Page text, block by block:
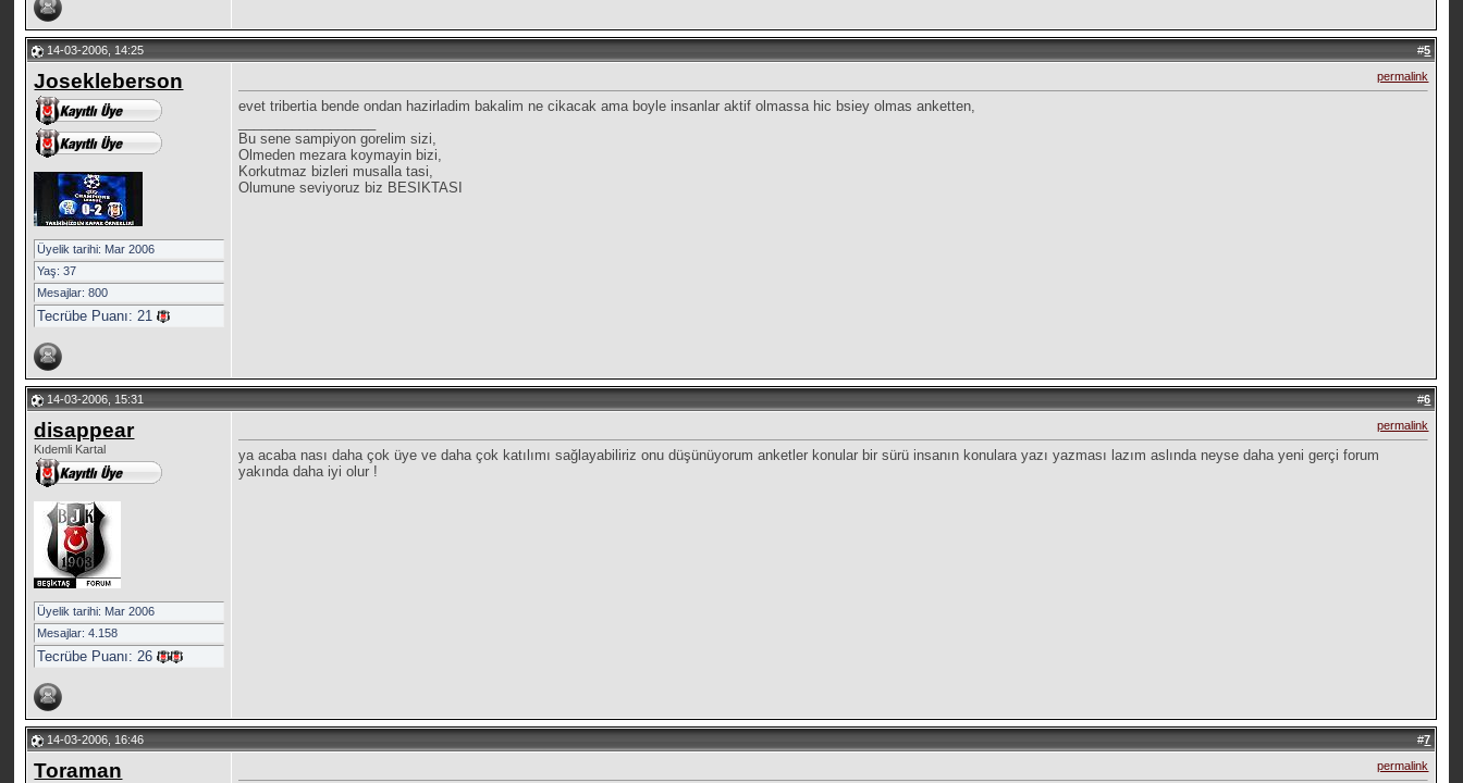
14-03-2006, 14:25 #5
Josekleberson
Üyelik tarihi: Mar 2006
Yaş: 37
Mesajlar: 800
Tecrübe Puanı:21
permalink
evet tribertia bende ondan hazirladim bakalim ne cikacak ama boyle insanlar aktif olmassa hic bsiey olmas anketten,
Bu sene sampiyon gorelim sizi,
Olmeden mezara koymayin bizi,
Korkutmaz bizleri musalla tasi,
Olumune seviyoruz biz BESIKTASI
14-03-2006, 15:31 #6
disappear
Kıdemli Kartal
Üyelik tarihi: Mar 2006
Mesajlar: 4.158
Tecrübe Puanı:26
permalink
ya acaba nası daha çok üye ve daha çok katılımı sağlayabiliriz onu düşünüyorum anketler konular bir sürü insanın konulara yazı yazması lazım aslında neyse daha yeni gerçi forum
yakında daha iyi olur !
14-03-2006, 16:46 #7
Toraman permalink